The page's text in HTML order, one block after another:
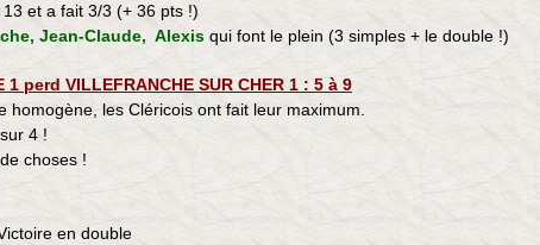
et a fait 3/3 (+ 36 pts !)
Jean-Claude, Alexis qui font le plein (3 simples + le double !)
1 perd VILLEFRANCHE SUR CHER 1 : 5 à 9
homogène, les Cléricois ont fait leur maximum.
4 !
choses !
en double